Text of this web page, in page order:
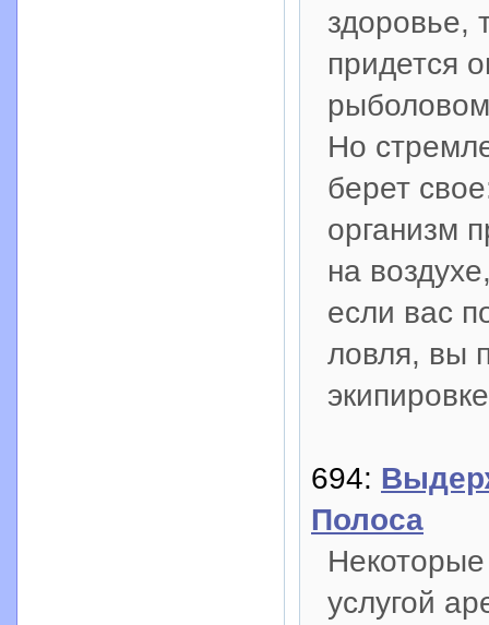
здоровье,
придется
Но
берет
организм
на
если вас
ловля, вы
694:
Полоса
услугой